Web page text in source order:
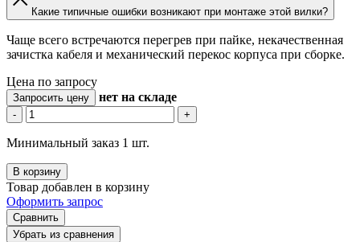
Какие типичные ошибки возникают при монтаже этой вилки?
Чаще всего встречаются перегрев при пайке, некачественная
зачистка кабеля и механический перекос корпуса при сборке.
Цена по запросу
Запросить цену нет на складе
- +
Минимальный заказ 1 шт.
В корзину
Товар добавлен в корзину
Оформить запрос
Сравнить
Убрать из сравнения